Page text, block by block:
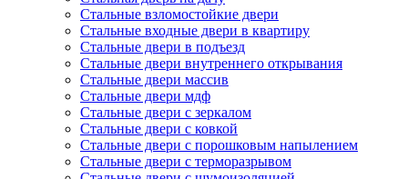
Стальные взломостойкие двери
Стальные входные двери в квартиру
Стальные двери в подъезд
Стальные двери внутреннего открывания
Стальные двери массив
Стальные двери мдф
Стальные двери с зеркалом
Стальные двери с ковкой
Стальные двери с порошковым напылением
Стальные двери с терморазрывом